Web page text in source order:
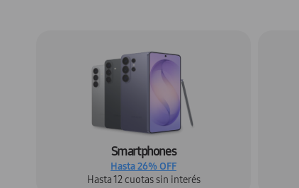
Smartphones
Hasta 26% OFF
Hasta 12 cuotas sin interés